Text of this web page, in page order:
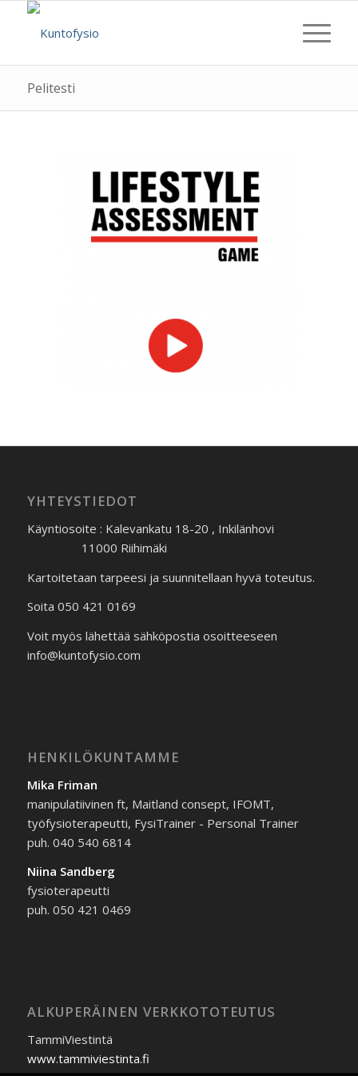
Pelitesti
YHTEYSTIEDOT
Käyntiosoite : Kalevankatu 18-20 , Inkilänhovi
11000 Riihimäki
Kartoitetaan tarpeesi ja suunnitellaan hyvä toteutus.
Soita 050 421 0169
Voit myös lähettää sähköpostia osoitteeseen
info@kuntofysio.com
HENKILÖKUNTAMME
Mika Friman
manipulatiivinen ft, Maitland consept, IFOMT,
työfysioterapeutti, FysiTrainer - Personal Trainer
puh. 040 540 6814
Niina Sandberg
fysioterapeutti
puh. 050 421 0469
ALKUPERÄINEN VERKKOTOTEUTUS
TammiViestintä
www.tammiviestinta.fi